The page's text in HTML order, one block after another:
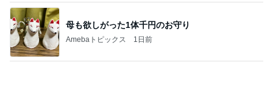
母も欲しがった1体千円のお守り
Amebaトピックス 1日前